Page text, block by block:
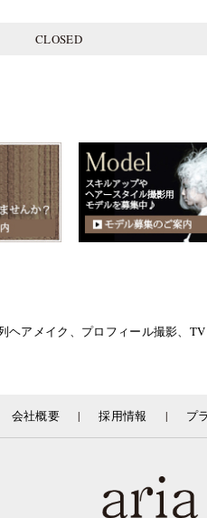
CLOSED
アメイク、プロフィール撮影、
会社概要 | 採用情報 | プ